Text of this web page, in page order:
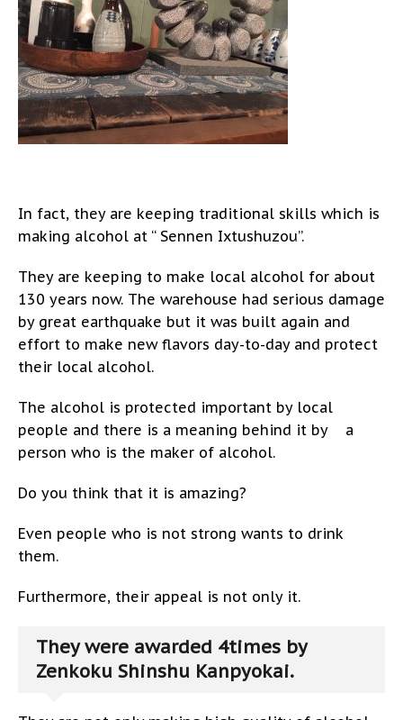
In fact, they are keeping traditional skills which is
making alcohol at “ Sennen Ixtushuzou”.
They are keeping to make local alcohol for about
130 years now. The warehouse had serious damage
by great earthquake but it was built again and
effort to make new flavors day-to-day and protect
their local alcohol.
The alcohol is protected important by local
people and there is a meaning behind it by a
person who is the maker of alcohol.
Do you think that it is amazing?
Even people who is not strong wants to drink
them.
Furthermore, their appeal is not only it.
They were awarded 4times by
Zenkoku Shinshu Kanpyokai.